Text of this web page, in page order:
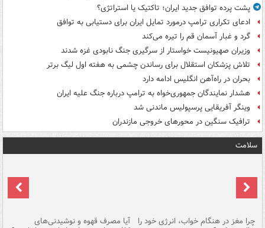
پشت پرده توافق جدید ایران؛ تاکتیک یا استراتژی؟
ادعای تکراری ترامپ درمورد تمایل ایران برای دستیابی به توافق
گرد و غبار آسمان قم را تیره می‌کند
وزیران صهیونیست خواستار از سرگیری جنگ نابودی غزه شدند
تلاش پزشکان استقلال برای رساندن چشمی به هفته اول لیگ برتر
بحران در راه‌آهن انگلیس ادامه دارد
هشدار نمایندگان جمهوری‌خواه به ترامپ درباره جنگ علیه ایران
وینگر آفریقایی پرسپولیس ماندنی شد
ترافیک سنگین در محورهای خروجی مازندران
سلامت
چرا مغز در هنگام خواب، انرژی خود را آیا مصرف قهوه و نوشیدنی‌های